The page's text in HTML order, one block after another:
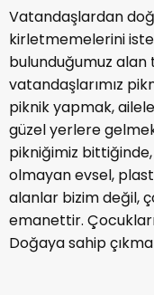
Vatandaşlardan
kirletmemelerini
bulunduğumuz alan
vatandaşlarımız
piknik yapmak,
güzel yerlere
pikniğimiz
olmayan evsel,
alanlar bizim değil,
emanettir.
Doğaya sahip